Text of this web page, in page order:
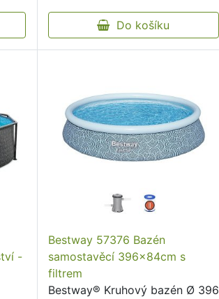
Do košíku
-
Bestway 57376 Bazén
samostavěcí 396x84cm s
filtrem
Bestway® Kruhový bazén Ø 396